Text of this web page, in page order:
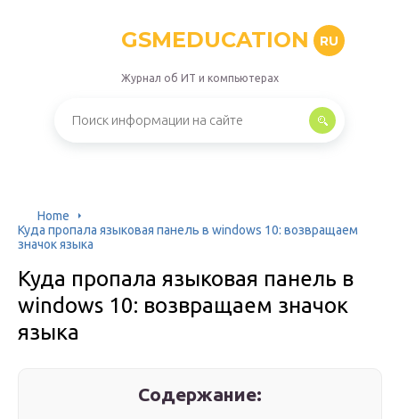
GSMEDUCATION RU
Журнал об ИТ и компьютерах
Home
Куда пропала языковая панель в windows 10: возвращаем
значок языка
Куда пропала языковая панель в
windows 10: возвращаем значок
языка
Содержание: